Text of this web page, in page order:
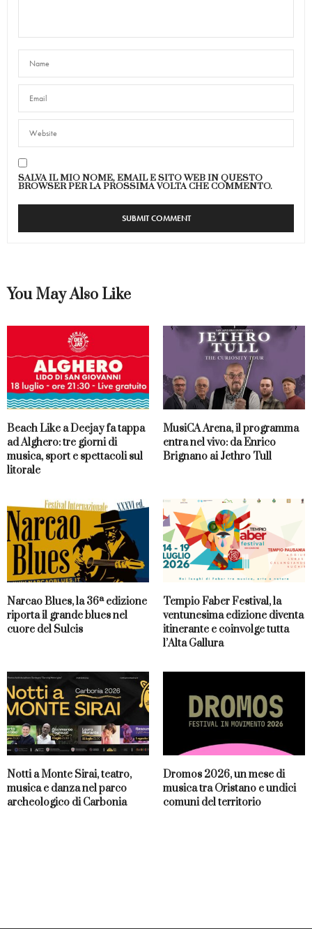
SALVA IL MIO NOME, EMAIL E SITO WEB IN QUESTO
BROWSER PER LA PROSSIMA VOLTA CHE COMMENTO.
You May Also Like
Beach Like a Deejay fa tappa
ad Alghero: tre giorni di
musica, sport e spettacoli sul
litorale
MusiCA Arena, il programma
entra nel vivo: da Enrico
Brignano ai Jethro Tull
Narcao Blues, la 36ª edizione
riporta il grande blues nel
cuore del Sulcis
Tempio Faber Festival, la
ventunesima edizione diventa
itinerante e coinvolge tutta
l’Alta Gallura
Notti a Monte Sirai, teatro,
musica e danza nel parco
archeologico di Carbonia
Dromos 2026, un mese di
musica tra Oristano e undici
comuni del territorio